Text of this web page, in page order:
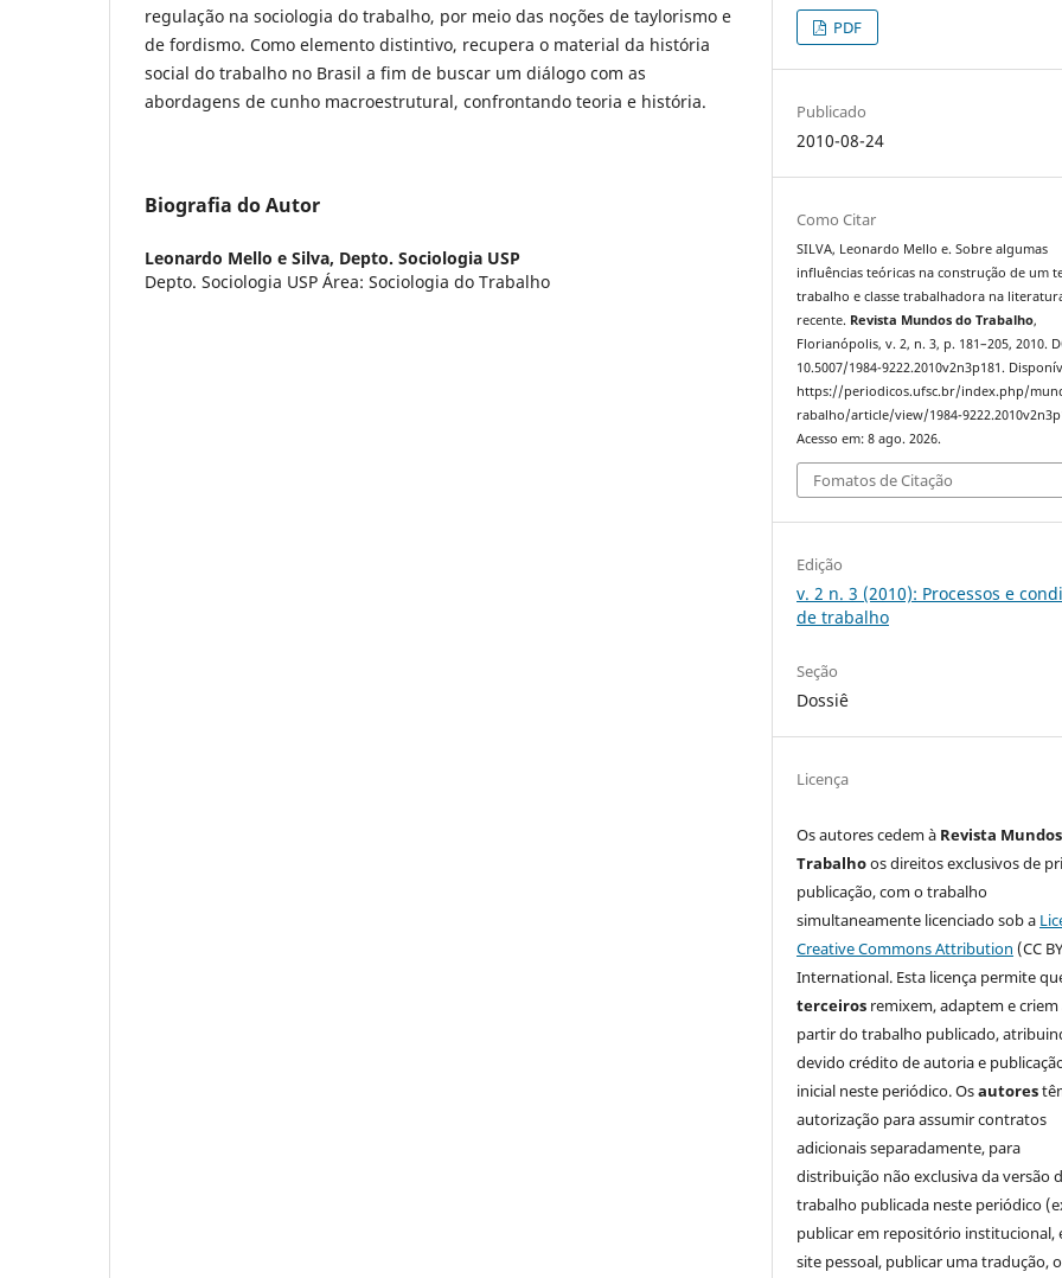
regulação na sociologia do trabalho, por meio das noções de taylorismo e
de fordismo. Como elemento distintivo, recupera o material da história
social do trabalho no Brasil a fim de buscar um diálogo com as
abordagens de cunho macroestrutural, confrontando teoria e história.
Biografia do Autor
Leonardo Mello e Silva, Depto. Sociologia USP
Depto. Sociologia USP Área: Sociologia do Trabalho
PDF
Publicado
2010-08-24
Como Citar
SILVA, Leonardo Mello e. Sobre algumas
influências teóricas na construção de um
trabalho e classe trabalhadora na
recente. Revista Mundos do Trabalho,
Florianópolis, v. 2, n. 3, p. 181–205, 2010.
10.5007/1984-9222.2010v2n3p181.
https://periodicos.ufsc.br/index.php/
rabalho/article/view/1984-
Acesso em: 8 ago. 2026.
Fomatos de Citação
Edição
v. 2 n. 3 (2010): Processos e
de trabalho
Seção
Dossiê
Licença
Os autores cedem à Revista
Trabalhoos direitos exclusivos de
publicação, com o trabalho
simultaneamente licenciado sob a
Creative Commons Attribution (CC
International. Esta licença permite
terceiros remixem, adaptem e criem
partir do trabalho publicado,
devido crédito de autoria e
inicial neste periódico. Osautores
autorização para assumir contratos
adicionais separadamente, para
distribuição não exclusiva da versão
trabalho publicada neste periódico
publicar em repositório institucional,
site pessoal, publicar uma tradução,